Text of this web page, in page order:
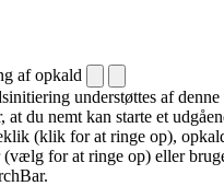
af opkald
understøttes af
at du nemt kan starte et
(klik for at ringe op),
(vælg for at ringe op) eller